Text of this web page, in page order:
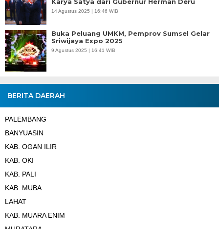
14 Agustus 2025 | 16:46 WIB
Buka Peluang UMKM, Pemprov Sumsel Gelar
Sriwijaya Expo 2025
9 Agustus 2025 | 16:41 WIB
BERITA DAERAH
PALEMBANG
BANYUASIN
KAB. OGAN ILIR
KAB. OKI
KAB. PALI
KAB. MUBA
LAHAT
KAB. MUARA ENIM